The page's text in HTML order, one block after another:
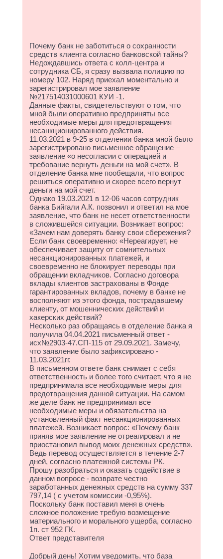
Почему банк не заботиться о сохранности
средств клиента согласно банковской тайны?
Недождавшись ответа с колл-центра и
сотрудника СБ, я сразу вызвала полицию по
номеру 102. Наряд приехал моментально и
зарегистрировал мое заявление
№217514031000601 КУИ -1.
Данные факты, свидетельствуют о том, что
мной были оперативно предприняты все
необходимые меры для предотвращения
несанкционированного действия.
11.03.2021 в 9-25 в отделении банка мной было
зарегистрировано письменное обращение –
заявление «о несогласии с операцией и
требование вернуть деньги на мой счет». В
отделение банка мне пообещали, что вопрос
решиться оперативно и скорее всего вернут
деньги на мой счет.
Однако 19.03.2021 в 12-06 часов сотрудник
банка Бийгали А.К. позвонил и ответил на мое
заявление, что банк не несет ответственности
в сложившейся ситуации. Возникает вопрос:
«Зачем нам доверять банку свои сбережения?
Если банк своевременно: «Нереагирует, не
обеспечивает защиту от сомнительных
несанкционированных платежей, и
своевременно не блокирует переводы при
обращении вкладчиков. Согласно договора
вклады клиентов застрахованы в Фонде
гарантированных вкладов, почему в банке не
восполняют из этого фонда, пострадавшему
клиенту, от мошеннических действий и
хакерских действий?
Несколько раз обращаясь в отделение банка я
получила 04.04.2021 письменный ответ -
исх№2903-47.СП-115 от 29.09.2021. Замечу,
что заявление было зафиксировано -
11.03.2021гг.
В письменном ответе банк снимает с себя
ответственность и более того считает, что я не
предпринимала все необходимые меры для
предотвращения данной ситуации. На самом
же деле банк не предпринимал все
необходимые меры и обязательства на
установленный факт несанкционированных
платежей. Возникает вопрос: «Почему банк
приняв мое заявление не отреагировал и не
приостановил вывод моих денежных средств».
Ведь перевод осуществляется в течение 2-7
дней, согласно платежной системы РК.
Прошу разобраться и оказать содействие в
данном вопросе - возврате честно
заработанных денежных средств на сумму 337
797,14 ( с учетом комиссии -0,95%).
Поскольку банк поставил меня в очень
сложное положение требую возмещение
материального и морального ущерба, согласно
1п. ст 952 ГК.
Ответ представителя
Добрый день! Хотим уведомить, что база